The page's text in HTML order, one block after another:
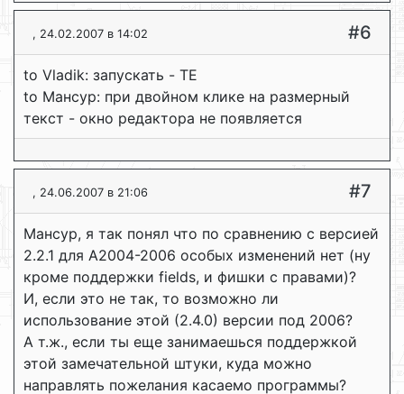
, 24.02.2007 в 14:02 #6
to Vladik: запускать - TE
to Мансур: при двойном клике на размерный
текст - окно редактора не появляется
, 24.06.2007 в 21:06 #7
Мансур, я так понял что по сравнению с версией
2.2.1 для A2004-2006 особых изменений нет (ну
кроме поддержки fields, и фишки с правами)?
И, если это не так, то возможно ли
использование этой (2.4.0) версии под 2006?
А т.ж., если ты еще занимаешься поддержкой
этой замечательной штуки, куда можно
направлять пожелания касаемо программы?